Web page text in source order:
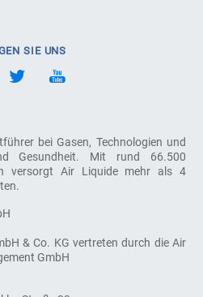
bei Gasen, Technologien und
Gesundheit. Mit rund 66.500
versorgt Air Liquide mehr als 4
& Co. KG vertreten durch die Air
GmbH
SIE UNS